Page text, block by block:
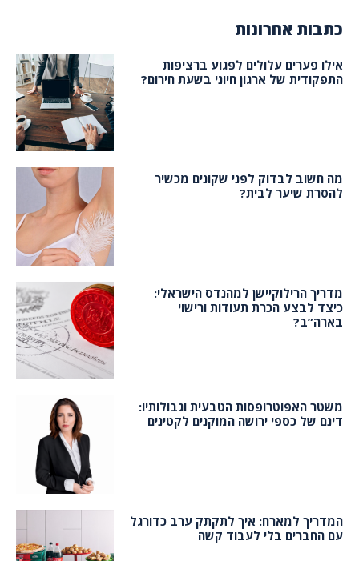
כתבות אחרונות
אילו פערים עלולים לפגוע ברציפות
התפקודית של ארגון חיוני בשעת חירום?
מה חשוב לבדוק לפני שקונים מכשיר
להסרת שיער לבית?
מדריך הרילוקיישן למהנדס הישראלי:
כיצד לבצע הכרת תעודות ורישוי
בארה”ב?
משטר האפוטרופסות הטבעית וגבולותיו:
דינם של כספי ירושה המוקנים לקטינים
המדריך למארח: איך לתקתק ערב כדורגל
עם החברים בלי לעבוד קשה